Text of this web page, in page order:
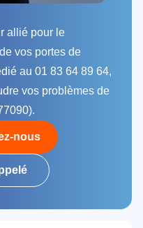
allié pour le
vos portes de
au 01 83 64 89 64,
vos problèmes de
nous